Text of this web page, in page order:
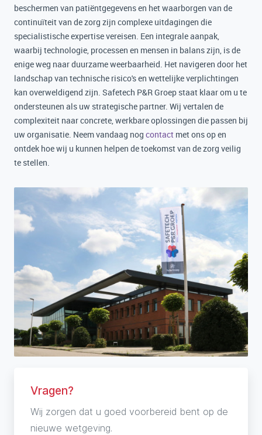
beschermen van patiëntgegevens en het waarborgen van de
continuïteit van de zorg zijn complexe uitdagingen die
specialistische expertise vereisen. Een integrale aanpak,
waarbij technologie, processen en mensen in balans zijn, is de
enige weg naar duurzame weerbaarheid. Het navigeren door het
landschap van technische risico's en wettelijke verplichtingen
kan overweldigend zijn. Safetech P&R Groep staat klaar om u te
ondersteunen als uw strategische partner. Wij vertalen de
complexiteit naar concrete, werkbare oplossingen die passen bij
uw organisatie. Neem vandaag nog contact met ons op en
ontdek hoe wij u kunnen helpen de toekomst van de zorg veilig
te stellen.
Vragen?
Wij zorgen dat u goed voorbereid bent op de
nieuwe wetgeving.